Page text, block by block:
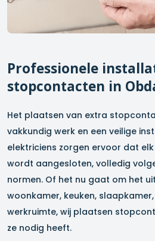
Professionele
stopcontacten in
Het plaatsen van extra
vakkundig werk en een veilige
elektriciens zorgen ervoor dat
wordt aangesloten, volledig
normen. Of het nu gaat om het
woonkamer, keuken,
werkruimte, wij plaatsen
ze nodig heeft.